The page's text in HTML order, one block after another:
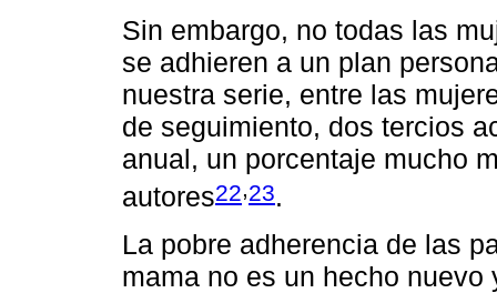
Sin embargo, no todas las
se adhieren a un plan
nuestra serie, entre las
de seguimiento, dos tercios
anual, un porcentaje mucho
autores22,23.
La pobre adherencia de las
mama no es un hecho